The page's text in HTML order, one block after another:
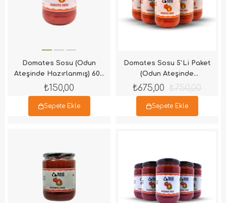
Domates Sosu (Odun
Ateşinde Hazırlanmış) 600
Gr
₺150,00
Sepete Ekle
Domates Sosu 5`Li Paket
(Odun Ateşinde
Hazırlanmış) 600 Gr
₺675,00 ₺750,00
Sepete Ekle